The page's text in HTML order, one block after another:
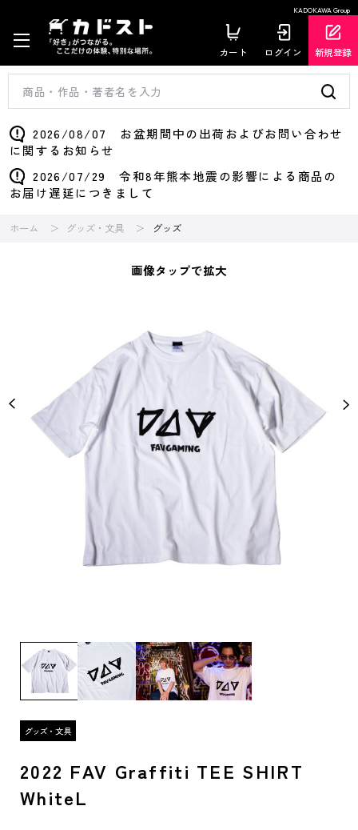
KADOKAWA Group
カート ログイン 新規登録
2026/08/07 お盆期間中の出荷およびお問い合わせ
に関するお知らせ
2026/07/29 令和8年熊本地震の影響による商品の
お届け遅延につきまして
ホーム グッズ・文具 グッズ
画像タップで拡大
2022 FAV Graffiti TEE SHIRT
WhiteL